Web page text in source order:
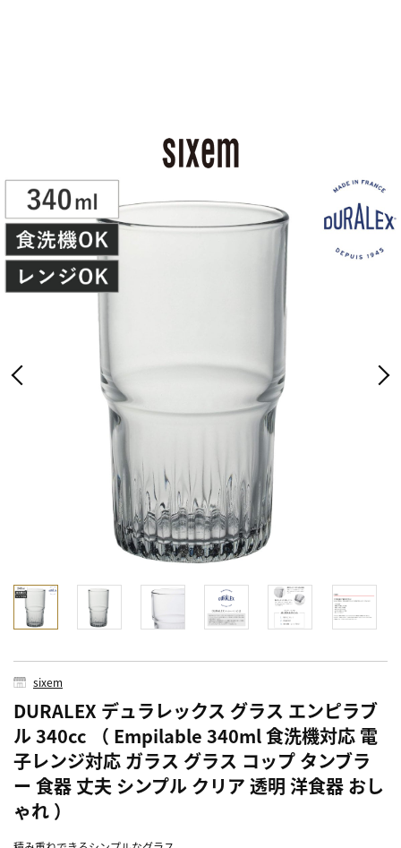
sixem
DURALEX デュラレックス グラス エンピラブ
ル 340cc （ Empilable 340ml 食洗機対応 電
子レンジ対応 ガラス グラス コップ タンブラ
ー 食器 丈夫 シンプル クリア 透明 洋食器 おし
ゃれ ）